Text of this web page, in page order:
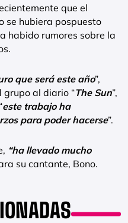
que el
se hubiera pospuesto
habido rumores sobre la
que será este año”,
al diario “The Sun”,
este trabajo ha
para poder hacerse”.
“ha llevado mucho
su cantante, Bono.